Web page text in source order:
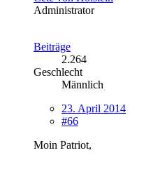
Administrator
Beiträge
2.264
Geschlecht
Männlich
23. April 2014
#66
Moin Patriot,